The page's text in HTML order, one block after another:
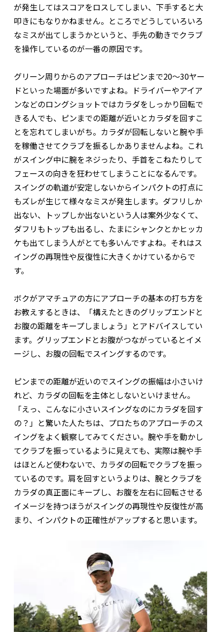
が発生してはスコアをロスしてしまい、下手すると大
叩きにもなりかねません。ところでどうしていろいろ
なミスが出てしまうかというと、手先の動きでクラブ
を操作しているのが一番の原因です。
グリーン周りからのアプローチはピンまで20〜30ヤー
ドといった場面が多いですよね。ドライバーやアイア
ンなどのロングショットではカラダをしっかり回転で
きる人でも、ピンまでの距離が近いとカラダを回すこ
とを忘れてしまいがち。カラダが回転しないと腕や手
を稼働させてクラブを振るしかありませんよね。これ
がスイング中に腕をネジったり、手首をこねたりして
フェースの向きを狂わせてしまうことになるんです。
スイングの軌道が安定しないからインパクトの打点に
もズレが生じて様々なミスが発生します。ダフリしか
出ない、トップしか出ないという人は案外少なくて、
ダフリもトップも出るし、たまにシャンクとかヒッカ
ケも出てしまう人がとても多いんですよね。それはス
イングの再現性や反復性に大きくかけているからで
す。
ボクがアマチュアの方にアプローチの基本の打ち方を
お教えするときは、「構えたときのグリップエンドと
お腹の距離をキープしましょう」とアドバイスしてい
ます。グリップエンドとお腹がつながっているとイメ
ージし、お腹の回転でスイングするのです。
ピンまでの距離が近いのでスイングの振幅は小さいけ
れど、カラダの回転を主体としないといけません。
「えっ、こんなに小さいスイングなのにカラダを回す
の？」と驚いた人たちは、プロたちのアプローチのス
イングをよく観察してみてください。腕や手を動かし
てクラブを振っているように見えても、実際は腕や手
はほとんど使わないで、カラダの回転でクラブを振っ
ているのです。肩を回すというよりは、腕とクラブを
カラダの真正面にキープし、お腹を左右に回転させる
イメージを持つほうがスイングの再現性や反復性が高
まり、インパクトの正確性がアップすると思います。